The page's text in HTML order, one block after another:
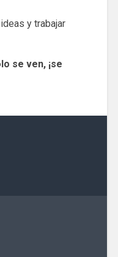
y trabajar
se ven, ¡se